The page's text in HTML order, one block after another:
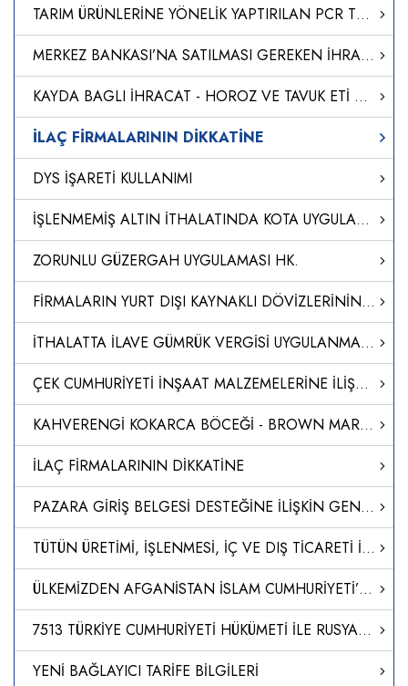
TARIM ÜRÜNLERİNE YÖNELİK YAPTIRILAN PCR TESTLERİ
MERKEZ BANKASI’NA SATILMASI GEREKEN İHRACAT DÖVİZ GELİRİ ORANI YÜZDE 30'A İNDİRİLDİ
KAYDA BAGLI İHRACAT - HOROZ VE TAVUK ETİ KAYIT UYGULAMASI HK.
İLAÇ FİRMALARININ DİKKATİNE
DYS İŞARETİ KULLANIMI
İŞLENMEMİŞ ALTIN İTHALATINDA KOTA UYGULAMASI
ZORUNLU GÜZERGAH UYGULAMASI HK.
FİRMALARIN YURT DIŞI KAYNAKLI DÖVİZLERİNİN TÜRK LİRASINA DÖNÜŞÜMÜNÜN DESTEKLENMESİ HAKKINDA TEBLİĞ (SAYI: 2023/5)’DE DEĞİŞİKLİK YAPILMASINA DAİR TEBLİĞ (SAYI: 2024/14)
İTHALATTA İLAVE GÜMRÜK VERGİSİ UYGULANMASINA İLİŞKİN KARARDA DEĞİŞİKLİK YAPILMASINA DAİR KARAR (KARAR SAYISI: 8639)
ÇEK CUMHURİYETİ İNŞAAT MALZEMELERİNE İLİŞKİN ULUSAL DÜZENLEME
KAHVERENGİ KOKARCA BÖCEĞİ - BROWN MARMORATED STİNK BUG (BMSB)” İLE MÜCADELE TEDBİRLERİ
İLAÇ FİRMALARININ DİKKATİNE
PAZARA GİRİŞ BELGESİ DESTEĞİNE İLİŞKİN GENELGE GÜNCELLENDİ
TÜTÜN ÜRETİMİ, İŞLENMESİ, İÇ VE DIŞ TİCARETİ İLE İLGİLİ USUL VE ESASLAR HAKKINDA YÖNETMELİKTE DEĞİŞİKLİK YAPILMASINA DAİR YÖNETMELİK
ÜLKEMİZDEN AFGANİSTAN İSLAM CUMHURİYETİ’NE GÖNDERİLECEK İNSANİ YARDIM MALZEMELERİNİN DEMİRYOLUYLA SEVKİ AMACIYLA TÜRKİYE CUMHURİYETİ DEVLET DEMİRYOLLARI TAŞIMACILIK A.Ş. GENEL MÜDÜRLÜĞÜNÜN GÖREVLENDİRİLMESİNE İLİŞKİN KARAR (KARAR SAYISI: 8613)
7513 TÜRKİYE CUMHURİYETİ HÜKÜMETİ İLE RUSYA FEDERASYONU HÜKÜMETİ ARASINDA ULUSLARARASI KARAYOLU TAŞIMACILIĞI ANLAŞMASININ ONAYLANMASININ UYGUN BULUNDUĞUNA DAİR KANUN
YENİ BAĞLAYICI TARİFE BİLGİLERİ